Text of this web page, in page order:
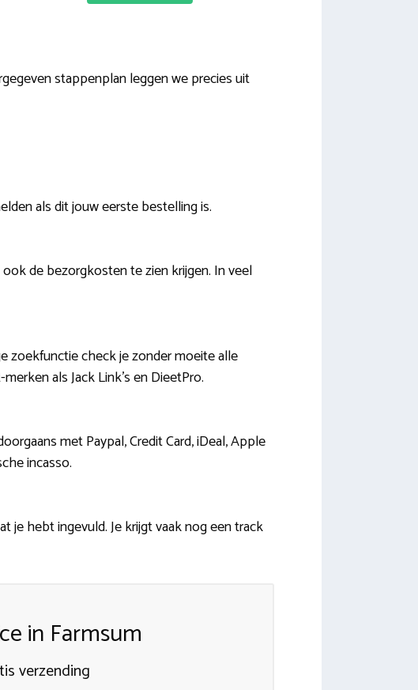
stappenplan leggen we precies uit
als dit jouw eerste bestelling is.
de bezorgkosten te zien krijgen. In veel
zoekfunctie check je zonder moeite alle
als Jack Link’s en DieetPro.
met Paypal, Credit Card, iDeal, Apple
incasso.
je hebt ingevuld. Je krijgt vaak nog een track
in Farmsum
verzending